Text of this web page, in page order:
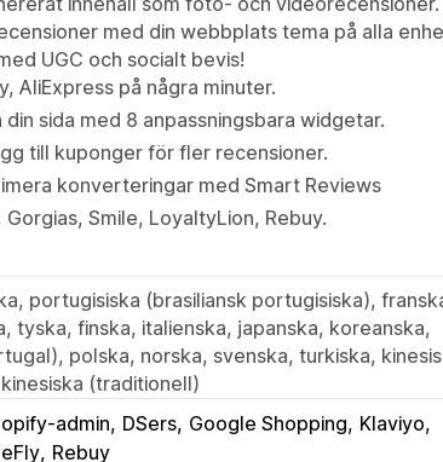
med din webbplats tema på alla
UGC och socialt bevis!
AliExpress på några minuter.
sida med 8 anpassningsbara widgetar.
till kuponger för fler recensioner.
konverteringar med Smart Reviews
Smile, LoyaltyLion, Rebuy.
portugisiska (brasiliansk portugisiska),
tyska, finska, italienska, japanska, koreanska,
polska, norska, svenska, turkiska,
(traditionell)
admin DSers Google Shopping Klaviyo
Rebuy